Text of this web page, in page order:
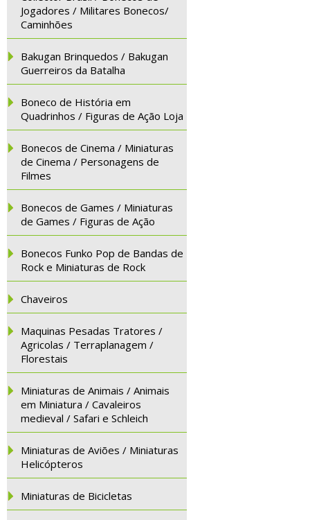
Jogadores / Militares Bonecos/
Caminhões
Bakugan Brinquedos / Bakugan
Guerreiros da Batalha
Boneco de História em
Quadrinhos / Figuras de Ação Loja
Bonecos de Cinema / Miniaturas
de Cinema / Personagens de
Filmes
Bonecos de Games / Miniaturas
de Games / Figuras de Ação
Bonecos Funko Pop de Bandas de
Rock e Miniaturas de Rock
Chaveiros
Maquinas Pesadas Tratores /
Agricolas / Terraplanagem /
Florestais
Miniaturas de Animais / Animais
em Miniatura / Cavaleiros
medieval / Safari e Schleich
Miniaturas de Aviões / Miniaturas
Helicópteros
Miniaturas de Bicicletas